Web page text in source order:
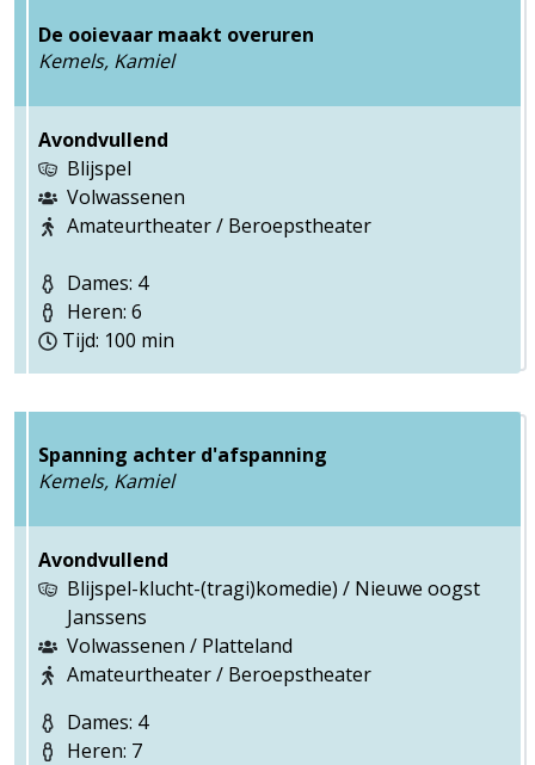
De ooievaar maakt overuren
Kemels, Kamiel
Avondvullend
Blijspel
Volwassenen
Amateurtheater / Beroepstheater
Dames: 4
Heren: 6
Tijd: 100 min
Spanning achter d'afspanning
Kemels, Kamiel
Avondvullend
Blijspel-klucht-(tragi)komedie) / Nieuwe oogst
Janssens
Volwassenen / Platteland
Amateurtheater / Beroepstheater
Dames: 4
Heren: 7